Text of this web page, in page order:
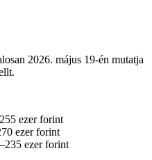
2026. május 19-én mutatja
ezer forint
ezer forint
ezer forint